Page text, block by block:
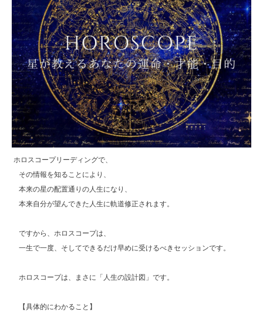
ホロスコープリーディングで、
その情報を知ることにより、
本来の星の配置通りの人生になり、
本来自分が望んできた人生に軌道修正されます。
ですから、ホロスコープは、
一生で一度、そしてできるだけ早めに受けるべきセッションです。
ホロスコープは、まさに「人生の設計図」です。
【具体的にわかること】